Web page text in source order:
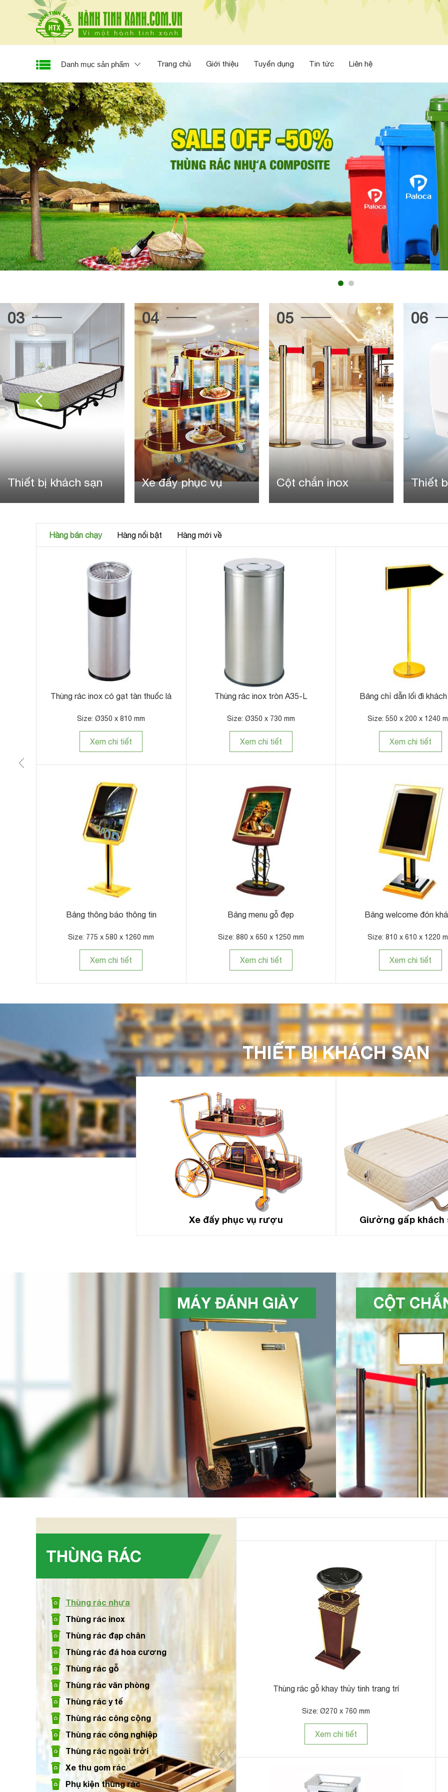
Danh mục sản phẩm Trang chủ Giới thiệu Tuyển dụng Tin tức Liên hệ
03
Thiết bị khách sạn
04
Xe đẩy phục vụ
05
Cột chắn inox
06
Thiết
Hàng bán chạy Hàng nổi bật Hàng mới về
Thùng rác inox có gạt tàn thuốc lá
Size: Ø350 x 810 mm
Xem chi tiết
Thùng rác inox tròn A35-L
Size: Ø350 x 730 mm
Xem chi tiết
Bảng chỉ dẫn lối đi
Size: 550 x 200 x 1240
Xem chi tiết
Bảng thông báo thông tin
Size: 775 x 580 x 1260 mm
Xem chi tiết
Bảng menu gỗ đẹp
Size: 880 x 650 x 1250 mm
Xem chi tiết
Bảng welcome đón
Size: 810 x 610 x 1220
Xem chi tiết
THIẾT BỊ KHÁCH SẠN
Xe đẩy phục vụ rượu Giường gấp khách
MÁY ĐÁNH GIÀY CỘT
THÙNG RÁC
Thùng rác nhựa
Thùng rác inox
Thùng rác đạp chân
Thùng rác đá hoa cương
Thùng rác gỗ
Thùng rác văn phòng
Thùng rác y tế
Thùng rác công cộng
Thùng rác công nghiệp
Thùng rác ngoài trời
Xe thu gom rác
Phụ kiện thùng rác
Thùng rác đá cửa xả rác ở trên
Size: Đang cập nhập
Xem chi tiết
Thùng rác gỗ khay thủy tinh trang trí
Size: Ø270 x 760 mm
Xem chi tiết